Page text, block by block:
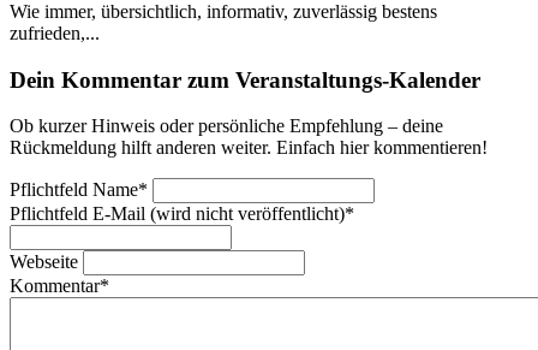
Wie immer, übersichtlich, informativ, zuverlässig bestens
zufrieden,...
Dein Kommentar zum Veranstaltungs-Kalender
Ob kurzer Hinweis oder persönliche Empfehlung – deine
Rückmeldung hilft anderen weiter. Einfach hier kommentieren!
Pflichtfeld Name*
Pflichtfeld E-Mail (wird nicht veröffentlicht)*
Webseite
Kommentar*